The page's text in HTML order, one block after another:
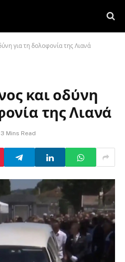
για τη δολοφονία της Λιανά
και οδύνη
της Λιανά
3 Mins Read